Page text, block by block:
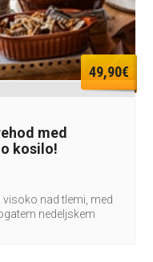
49,90€
med
kosilo!
nad tlemi, med
nedeljskem